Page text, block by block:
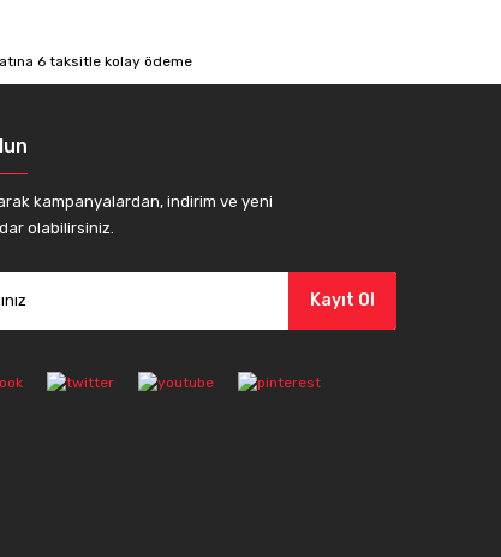
kampanyalardan, indirim ve yeni
olabilirsiniz.
Kayıt Ol